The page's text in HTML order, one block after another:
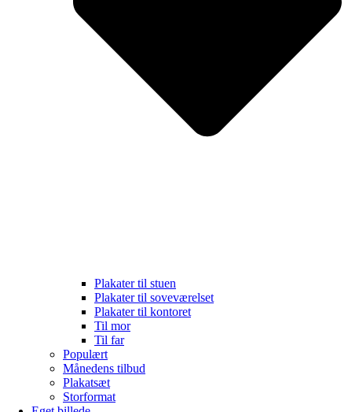
Plakater til stuen
Plakater til soveværelset
Plakater til kontoret
Til mor
Til far
Populært
Månedens tilbud
Plakatsæt
Storformat